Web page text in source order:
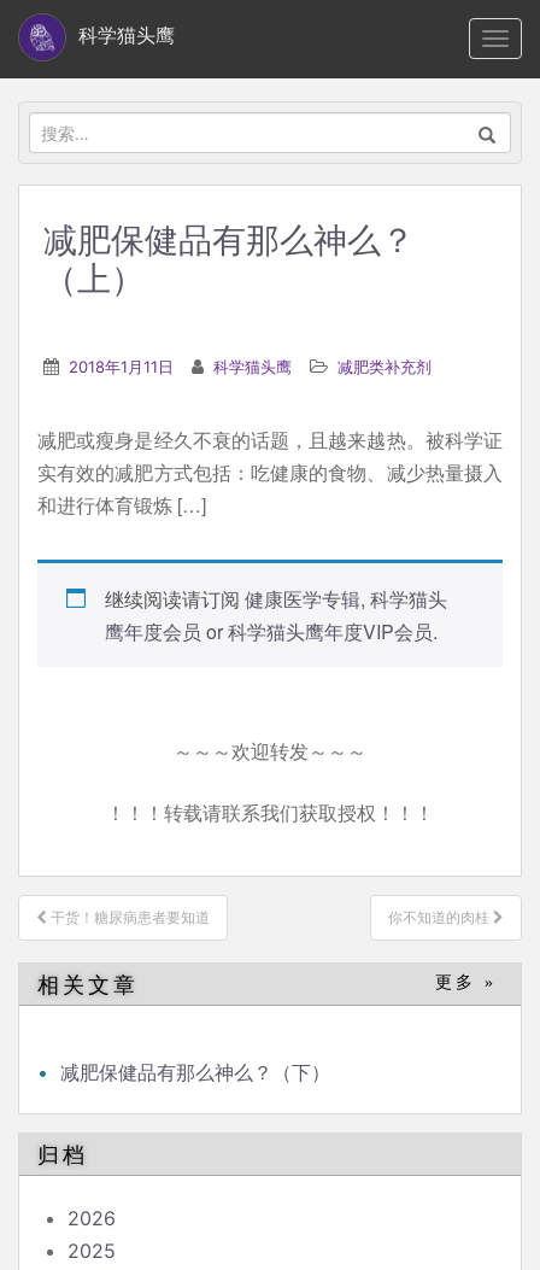
i
科学猫头鹰
搜
索：
减肥保健品有那么神么？
（上）
2018年1月11日 科学猫头鹰 减肥类补充剂
减肥或瘦身是经久不衰的话题，且越来越热。被科学证
实有效的减肥方式包括：吃健康的食物、减少热量摄入
和进行体育锻炼 […]
继续阅读请订阅 健康医学专辑, 科学猫头
鹰年度会员 or科学猫头鹰年度VIP会员.
～～～欢迎转发～～～
！！！转载请联系我们获取授权！！！
文
章
导
航
干货！糖尿病患者要知道 你不知道的肉桂
相关文章 更多 »
减肥保健品有那么神么？（下）
归档
2026
2025